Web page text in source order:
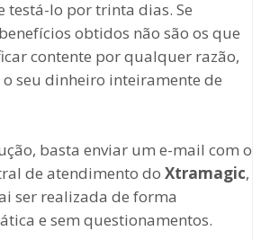
testá-lo por trinta dias. Se
obtidos não são os que
contente por qualquer razão,
seu dinheiro inteiramente de
basta enviar um e-mail com o
de atendimento do Xtramagic,
ser realizada de forma
e sem questionamentos.